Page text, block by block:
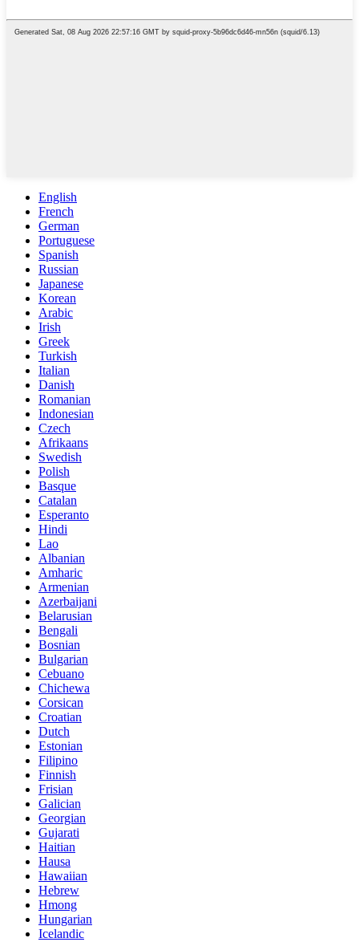
English
French
German
Portuguese
Spanish
Russian
Japanese
Korean
Arabic
Irish
Greek
Turkish
Italian
Danish
Romanian
Indonesian
Czech
Afrikaans
Swedish
Polish
Basque
Catalan
Esperanto
Hindi
Lao
Albanian
Amharic
Armenian
Azerbaijani
Belarusian
Bengali
Bosnian
Bulgarian
Cebuano
Chichewa
Corsican
Croatian
Dutch
Estonian
Filipino
Finnish
Frisian
Galician
Georgian
Gujarati
Haitian
Hausa
Hawaiian
Hebrew
Hmong
Hungarian
Icelandic